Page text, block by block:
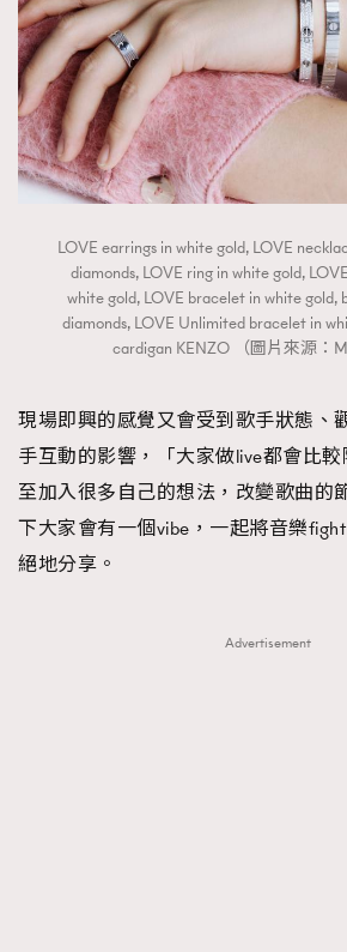
AFrenchMind
EmpowerF
FashionWeek
LOVE earrings in white gold, LOVE
diamonds, LOVE ring in white gold,
white gold, LOVE bracelet in white gold,
diamonds, LOVE Unlimited bracelet in
cardigan KENZO （圖片來源：
現場即興的感覺又會受到歌手狀態、
手互動的影響，「大家做live都會比
至加入很多自己的想法，改變歌曲的
下大家會有一個vibe，一起將音樂
絕地分享。
Advertisement